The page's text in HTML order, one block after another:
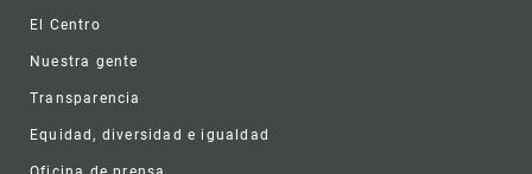
El Centro
Nuestra gente
Transparencia
Equidad, diversidad e igualdad